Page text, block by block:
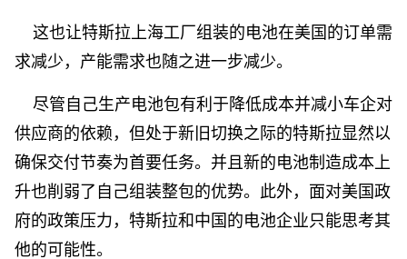
这也让特斯拉上海工厂组装的电池在美国的订单需
求减少，产能需求也随之进一步减少。
尽管自己生产电池包有利于降低成本并减小车企对
供应商的依赖，但处于新旧切换之际的特斯拉显然以
确保交付节奏为首要任务。并且新的电池制造成本上
升也削弱了自己组装整包的优势。此外，面对美国政
府的政策压力，特斯拉和中国的电池企业只能思考其
他的可能性。